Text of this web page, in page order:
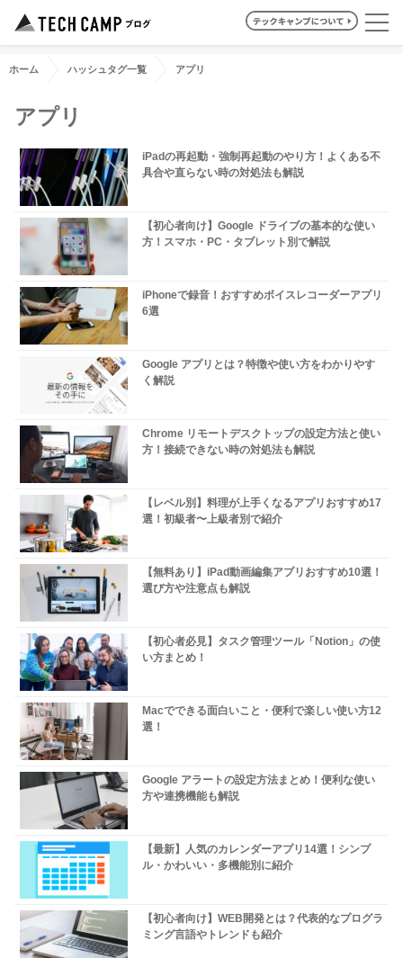
ホーム ハッシュタグ一覧 アプリ
アプリ
iPadの再起動・強制再起動のやり方！よくある不
具合や直らない時の対処法も解説
【初心者向け】Google ドライブの基本的な使い
方！スマホ・PC・タブレット別で解説
iPhoneで録音！おすすめボイスレコーダーアプリ
6選
Google アプリとは？特徴や使い方をわかりやす
く解説
Chrome リモートデスクトップの設定方法と使い
方！接続できない時の対処法も解説
【レベル別】料理が上手くなるアプリおすすめ17
選！初級者〜上級者別で紹介
【無料あり】iPad動画編集アプリおすすめ10選！
選び方や注意点も解説
【初心者必見】タスク管理ツール「Notion」の使
い方まとめ！
Macでできる面白いこと・便利で楽しい使い方12
選！
Google アラートの設定方法まとめ！便利な使い
方や連携機能も解説
【最新】人気のカレンダーアプリ14選！シンプ
ル・かわいい・多機能別に紹介
【初心者向け】WEB開発とは？代表的なプログラ
ミング言語やトレンドも紹介